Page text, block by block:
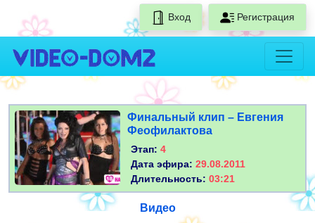
Вход Регистрация
Финальный клип – Евгения
Феофилактова
Этап: 4
Дата эфира: 29.08.2011
Длительность: 03:21
Видео